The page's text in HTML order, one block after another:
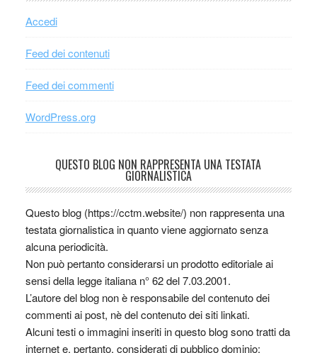
Accedi
Feed dei contenuti
Feed dei commenti
WordPress.org
QUESTO BLOG NON RAPPRESENTA UNA TESTATA
GIORNALISTICA
Questo blog (https://cctm.website/) non rappresenta una
testata giornalistica in quanto viene aggiornato senza
alcuna periodicità.
Non può pertanto considerarsi un prodotto editoriale ai
sensi della legge italiana n° 62 del 7.03.2001.
L’autore del blog non è responsabile del contenuto dei
commenti ai post, nè del contenuto dei siti linkati.
Alcuni testi o immagini inseriti in questo blog sono tratti da
internet e, pertanto, considerati di pubblico dominio;